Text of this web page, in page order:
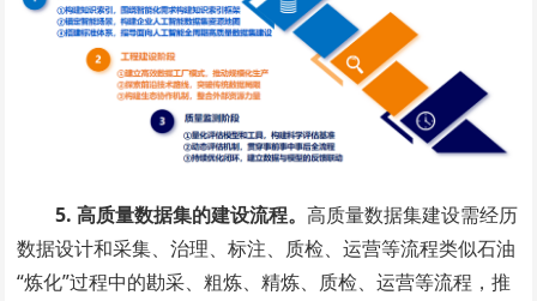
5. 高质量数据集的建设流程。高质量数据集建设需经历
数据设计和采集、治理、标注、质检、运营等流程类似石油
“炼化”过程中的勘采、粗炼、精炼、质检、运营等流程，推